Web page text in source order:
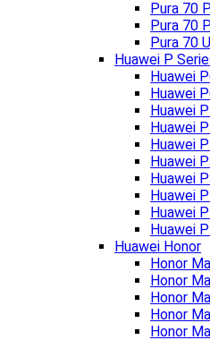
Pura 70
Pura 70
Pura 70
Huawei P
Huawei
Huawei
Huawei
Huawei
Huawei
Huawei
Huawei
Huawei
Huawei
Huawei
Huawei Honor
Honor
Honor
Honor
Honor
Honor